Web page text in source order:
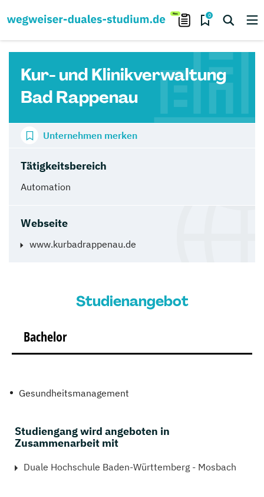
0
Kur- und Klinikverwaltung
Bad Rappenau
Tätigkeitsbereich
Automation
Webseite
www.kurbadrappenau.de
Unternehmen merken
Studienangebot
Bachelor
Gesundheitsmanagement
Studiengang wird angeboten in
Zusammenarbeit mit
Duale Hochschule Baden-Württemberg - Mosbach